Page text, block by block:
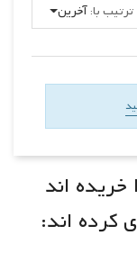
ترتیب با: آخرین
اند
کرده اند: